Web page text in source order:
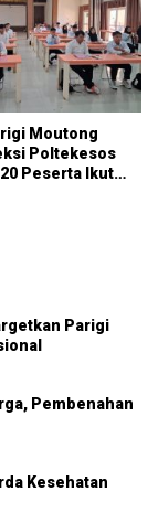
Moutong
Poltekesos
Peserta Ikut
Parigi
Pembenahan
Kesehatan